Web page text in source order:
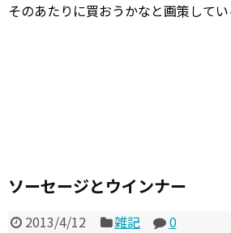
そのあたりに買おうかなと画策してい
ソーセージとウインナー
2013/4/12 雑記
0